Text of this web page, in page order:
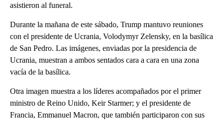
asistieron al funeral.
Durante la mañana de este sábado, Trump mantuvo reuniones
con el presidente de Ucrania, Volodymyr Zelensky, en la basílica
de San Pedro. Las imágenes, enviadas por la presidencia de
Ucrania, muestran a ambos sentados cara a cara en una zona
vacía de la basílica.
Otra imagen muestra a los líderes acompañados por el primer
ministro de Reino Unido, Keir Starmer; y el presidente de
Francia, Emmanuel Macron, que también participaron con sus